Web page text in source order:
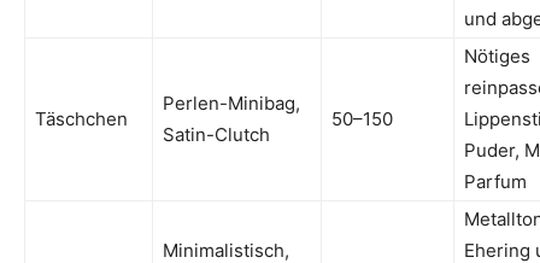
und
Täschchen
Perlen-Minibag,
Satin-Clutch
50–150
Nötiges
Puder,
Parfum
Minimalistisch,
Ehering